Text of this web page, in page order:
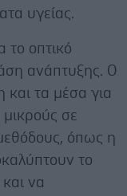
υγείας.
το οπτικό
ανάπτυξης. Ο
και τα μέσα για
σε
όπως η
το
να